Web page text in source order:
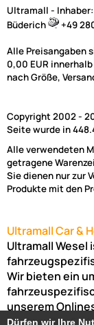
Ultramall - Inhaber:
Büderich
+49
Alle Preisangaben
0,00 EUR
nach Größe,
Copyright 2002 -
Seite wurde in
Alle verwendeten
getragene
Sie dienen nur zur
Produkte mit den
Ultramall Car &
Ultramall Wesel
Wir bieten ein
unserem
Venloer Str. 6a
Dürfen wir Ihre
Dürfen wir Ihre